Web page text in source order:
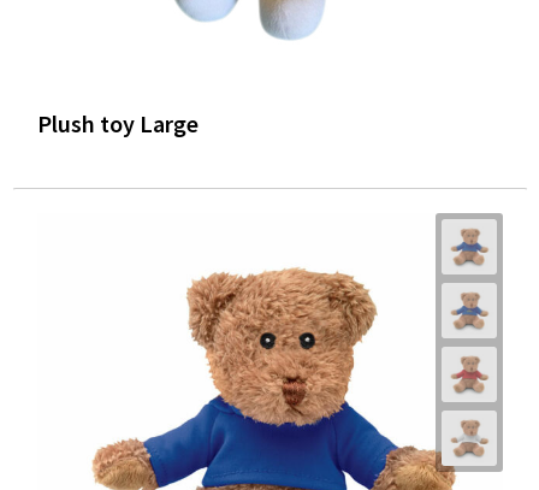
Plush toy Large